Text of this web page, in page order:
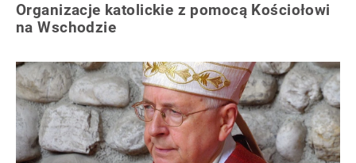
Organizacje katolickie z pomocą Kościołowi
na Wschodzie